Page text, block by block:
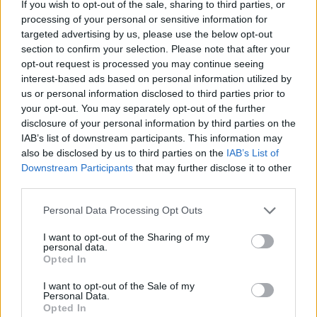
If you wish to opt-out of the sale, sharing to third parties, or
processing of your personal or sensitive information for
targeted advertising by us, please use the below opt-out
section to confirm your selection. Please note that after your
opt-out request is processed you may continue seeing
interest-based ads based on personal information utilized by
us or personal information disclosed to third parties prior to
your opt-out. You may separately opt-out of the further
disclosure of your personal information by third parties on the
IAB’s list of downstream participants. This information may
also be disclosed by us to third parties on the IAB’s List of
Downstream Participants that may further disclose it to other
Please note that this website/app uses one or more Google
not limited to your visit or usage behaviour. You may click to
grant or deny consent to Google and its third-party tags to
use your data for below specified purposes in below Google
consent section.
Personal Data Processing Opt Outs
I want to opt-out of the Sharing of my
personal data.
Opted In
I want to opt-out of the Sale of my
Personal Data.
Opted In
φάνηκε απόλυτα φυσικό να γιορτάσουμε αυτή τη
συνεργασία δημιουργώντας μια ειδική έκδοση που να
αντικατοπτρίζει το κύρος, την προσωπικότητα και το
σκανδαλιάρικο πνεύμα του», δήλωσε ο Thomas Morel.
Ο Ένες Καντέρ θέλει να